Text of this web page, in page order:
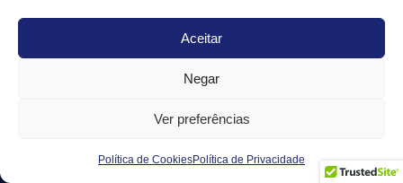
Aceitar
Negar
Ver preferências
Política de CookiesPolítica de Privacidade